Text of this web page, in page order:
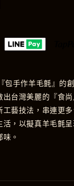
包手作羊毛氈』的
出台灣美麗的『食
工藝技法，串連更
活，以擬真羊毛氈
。